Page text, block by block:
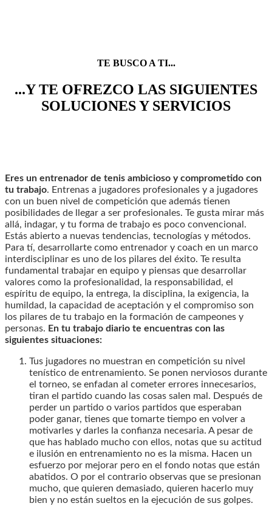
TE BUSCO A TI...
...Y TE OFREZCO LAS SIGUIENTES
SOLUCIONES Y SERVICIOS
Eres un entrenador de tenis ambicioso y comprometido con
tu trabajo. Entrenas a jugadores profesionales y a jugadores
con un buen nivel de competición que además tienen
posibilidades de llegar a ser profesionales. Te gusta mirar más
allá, indagar, y tu forma de trabajo es poco convencional.
Estás abierto a nuevas tendencias, tecnologías y métodos.
Para tí, desarrollarte como entrenador y coach en un marco
interdisciplinar es uno de los pilares del éxito. Te resulta
fundamental trabajar en equipo y piensas que desarrollar
valores como la profesionalidad, la responsabilidad, el
espíritu de equipo, la entrega, la disciplina, la exigencia, la
humildad, la capacidad de aceptación y el compromiso son
los pilares de tu trabajo en la formación de campeones y
personas. En tu trabajo diario te encuentras con las
siguientes situaciones:
Tus jugadores no muestran en competición su nivel
tenístico de entrenamiento. Se ponen nerviosos durante
el torneo, se enfadan al cometer errores innecesarios,
tiran el partido cuando las cosas salen mal. Después de
perder un partido o varios partidos que esperaban
poder ganar, tienes que tomarte tiempo en volver a
motivarles y darles la confianza necesaria. A pesar de
que has hablado mucho con ellos, notas que su actitud
e ilusión en entrenamiento no es la misma. Hacen un
esfuerzo por mejorar pero en el fondo notas que están
abatidos. O por el contrario observas que se presionan
mucho, que quieren demasiado, quieren hacerlo muy
bien y no están sueltos en la ejecución de sus golpes.